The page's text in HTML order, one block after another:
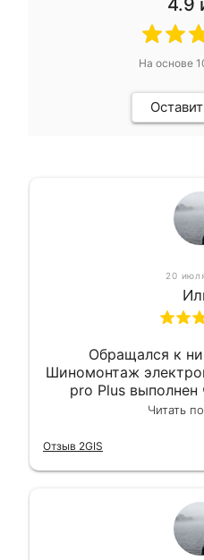
4.9
На основе
20
Обращался к
Шиномонтаж
pro Plus выполнен
Читать
Отзыв 2GIS